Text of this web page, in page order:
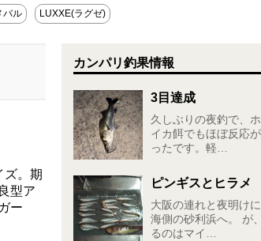
バル LUXXE(ラグゼ)
ズ。期
型ア
ー
カンパリ釣果情報
3目達成
久しぶりの夜釣で、
イカ餌でもほぼ反応
ったです。軽…
ピンギスとヒラメ
大阪の連れと夜明け
海側の砂利浜へ。 が
るのはマイ…